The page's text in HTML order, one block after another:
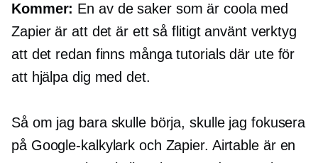
Kommer: En av de saker som är coola med
Zapier är att det är ett så flitigt använt verktyg
att det redan finns många tutorials där ute för
att hjälpa dig med det.
Så om jag bara skulle börja, skulle jag fokusera
på Google-kalkylark och Zapier. Airtable är en